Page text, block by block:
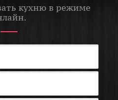
кухню в режиме